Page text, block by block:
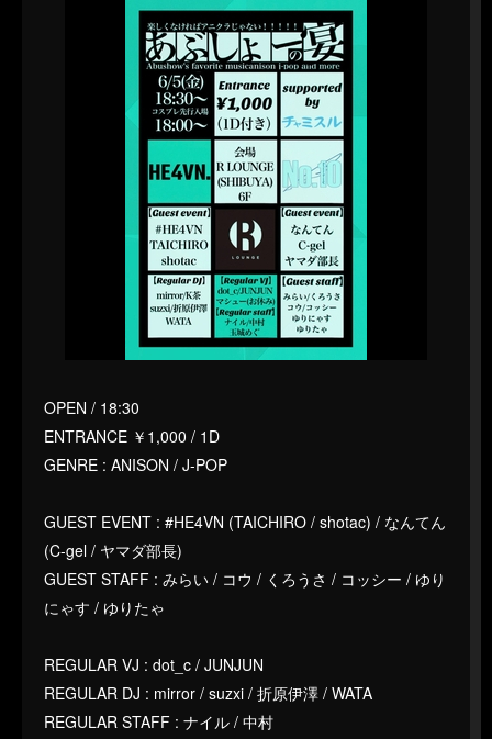
OPEN / 18:30
ENTRANCE ￥1,000 / 1D
GENRE : ANISON / J-POP
GUEST EVENT : #HE4VN (TAICHIRO / shotac) / なんてん
(C-gel / ヤマダ部長)
GUEST STAFF : みらい / コウ / くろうさ / コッシー / ゆり
にゃす / ゆりたゃ
REGULAR VJ : dot_c / JUNJUN
REGULAR DJ : mirror / suzxi / 折原伊澤 / WATA
REGULAR STAFF : ナイル / 中村